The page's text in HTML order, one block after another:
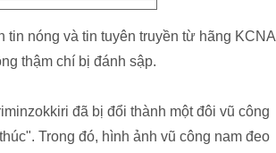
tin nóng và tin tuyên truyền từ hãng KCNA
thậm chí bị đánh sập.
đã bị đổi thành một đôi vũ công
Trong đó, hình ảnh vũ công nam đeo